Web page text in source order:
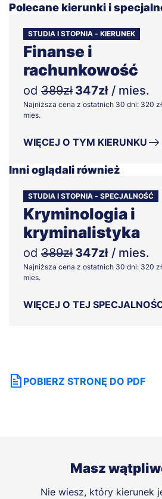
Polecane kierunki i
STUDIA I STOPNIA - KIERUNEK
Finanse i
rachunkowość
od 389zł 347zł / mies.
Najniższa cena z ostatnich 30 dni: 320
mies.
WIĘCEJ O TYM KIERUNKU
Inni oglądali również
STUDIA I STOPNIA - SPECJALNOŚĆ
Kryminologia i
kryminalistyka
od 389zł 347zł / mies.
Najniższa cena z ostatnich 30 dni: 320
mies.
WIĘCEJ O TEJ
POBIERZ STRONĘ DO PDF
Masz
Nie wiesz, który kierunek